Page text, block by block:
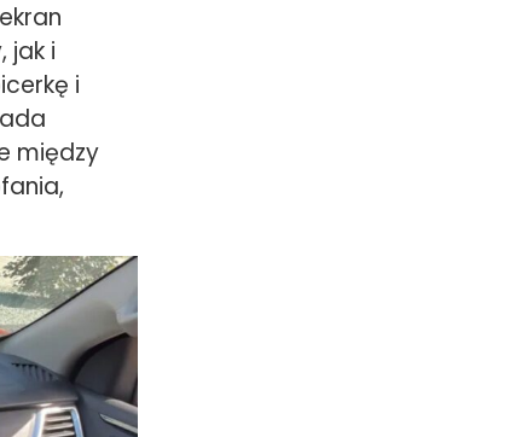
jak i
i
między